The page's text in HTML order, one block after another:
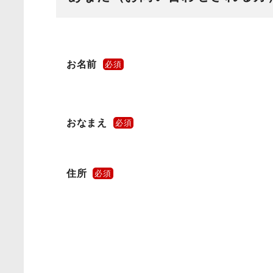
お名前 必須
おなまえ 必須
住所 必須